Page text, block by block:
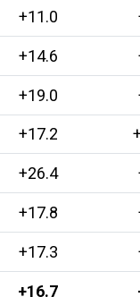
+11.0
+14.6
+19.0
+17.2
+26.4
+17.8
+17.3
+16.7